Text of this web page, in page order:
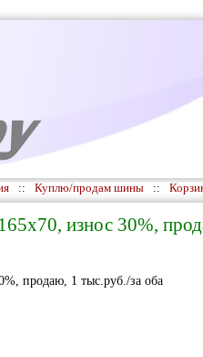
:: Куплю/продам шины ::
износ 30%,
продаю, 1 тыс.руб./за оба